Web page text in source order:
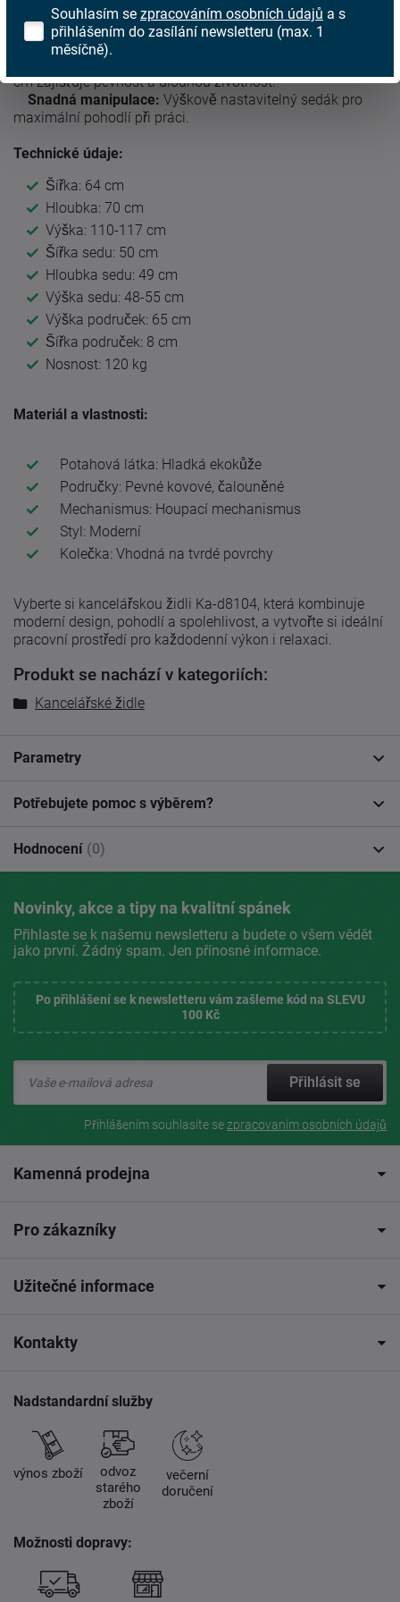
zajišťují pohodlí při práci i odpočinku.
Houpací mechanismus:Nabízí možnost relaxace a
přizpůsobení sklonu židle podle vašich potřeb.
Stabilní konstrukce:
cm zajišťuje pevnost a dlouhou životnost.
Snadná manipulace: Výškově nastavitelný sedák pro
maximální pohodlí při práci.
Technické údaje:
Šířka: 64 cm
Hloubka: 70 cm
Výška: 110-117 cm
Šířka sedu: 50 cm
Hloubka sedu: 49 cm
Výška sedu: 48-55 cm
Výška područek: 65 cm
Šířka područek: 8 cm
Nosnost: 120 kg
Materiál a vlastnosti:
Potahová látka: Hladká ekokůže
Područky: Pevné kovové, čalouněné
Mechanismus: Houpací mechanismus
Styl: Moderní
Kolečka: Vhodná na tvrdé povrchy
Vyberte si kancelářskou židli Ka-d8104, která kombinuje
moderní design, pohodlí a spolehlivost, a vytvořte si ideální
pracovní prostředí pro každodenní výkon i relaxaci.
Produkt se nachází v kategoriích:
Kancelářské židle
Parametry
Potřebujete pomoc s výběrem?
Hodnocení (0)
Novinky, akce a tipy na kvalitní spánek
Přihlaste se k našemu newsletteru a budete o všem vědět
jako první. Žádný spam. Jen přínosné informace.
Po přihlášení se k newsletteru vám zašleme kód na SLEVU
100 Kč
Přihlásit se
Přihlášením souhlasíte sezpracovaním osobních údajů
Kamenná prodejna
Pro zákazníky
Užitečné informace
Kontakty
Nadstandardní služby
výnos zboží
odvoz
starého
zboží
večerní
doručení
Možnosti dopravy:
Souhlasím se zpracováním osobních údajů a s
přihlášením do zasílání newsletteru (max. 1
měsíčně).